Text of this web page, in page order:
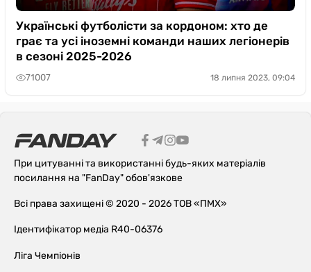
Українські футболісти за кордоном: хто де
грає та усі іноземні команди наших легіонерів
в сезоні 2025-2026
71007 18 липня 2023, 09:04
При цитуванні та використанні будь-яких матеріалів
посилання на "FanDay" обов'язкове
Всі права захищені © 2020 - 2026 ТОВ «ПМХ»
Ідентифікатор медіа R40-06376
Ліга Чемпіонів